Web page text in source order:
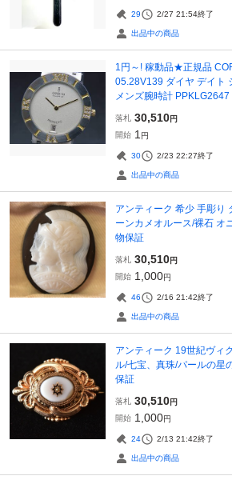
29 2/27 21:54終了
出品中の商品
1円～! 稼動品★正規品
05.28V139 ダイヤ デイト
メンズ腕時計 PPKLG2647
落札 30,510円
開始 1 円
30 2/23 22:27終了
出品中の商品
アンティーク 希少 手彫り
ーンカメオルース/裸石 オ
物保証
落札 30,510円
開始 1,000円
46 2/16 21:42終了
出品中の商品
アンティーク 19世紀ヴィ
ル/七宝、真珠/パールの星
保証
落札 30,510円
開始 1,000円
24 2/13 21:42終了
出品中の商品